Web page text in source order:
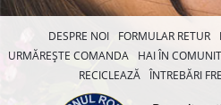
DESPRE NOI FORMULAR RETUR
URMĂREȘTE COMANDA
HAI ÎN
RECICLEAZĂ ÎNTREBĂRI